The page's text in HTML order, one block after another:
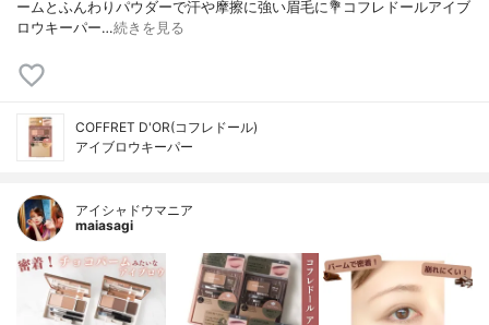
ームとふんわりパウダーで汗や摩擦に強い眉毛に⁡⁡⁡💐コフレドールアイブ
ロウキーパー⁡⁡…続きを見る
COFFRET D'OR(コフレドール)
アイブロウキーパー
アイシャドウマニア
maiasagi